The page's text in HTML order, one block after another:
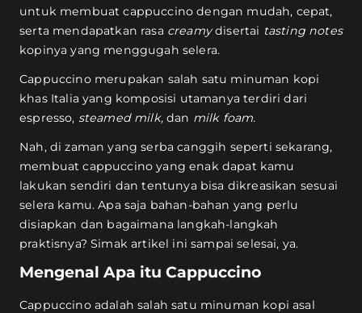
untuk membuat cappuccino dengan mudah, cepat,
serta mendapatkan rasa creamydisertai tasting notes
kopinya yang menggugah selera.
Cappuccino merupakan salah satu minuman kopi
khas Italia yang komposisi utamanya terdiri dari
espresso, steamed milk,dan milk foam.
Nah, di zaman yang serba canggih seperti sekarang,
membuat cappuccino yang enak dapat kamu
lakukan sendiri dan tentunya bisa dikreasikan sesuai
selera kamu. Apa saja bahan-bahan yang perlu
disiapkan dan bagaimana langkah-langkah
praktisnya? Simak artikel ini sampai selesai, ya.
Mengenal Apa itu Cappuccino
Cappuccino adalah salah satu minuman kopi asal